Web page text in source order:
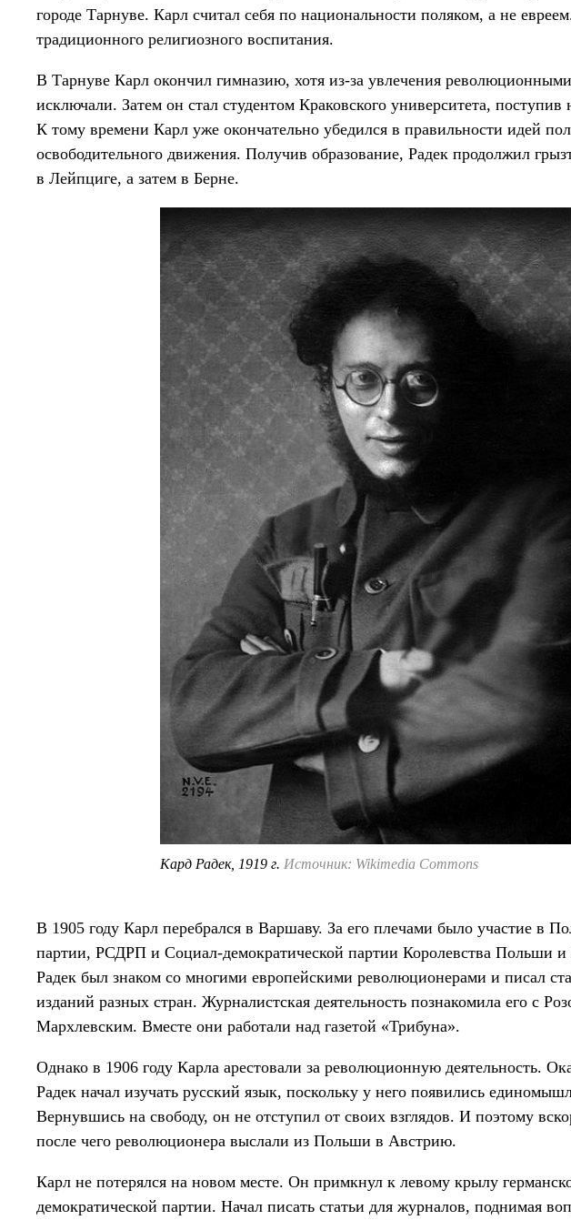
городе Тарнуве. Карл считал себя по национальности поляком, а не
традиционного религиозного воспитания.
В Тарнуве Карл окончил гимназию, хотя из-за увлечения революционными
исключали. Затем он стал студентом Краковского университета, поступив
К тому времени Карл уже окончательно убедился в правильности идей
освободительного движения. Получив образование, Радек продолжил
в Лейпциге, а затем в Берне.
Кард Радек, 1919 г. Источник: Wikimedia Commons
В 1905 году Карл перебрался в Варшаву. За его плечами было участие в
партии, РСДРП и Социал-демократической партии Королевства Польши и
Радек был знаком со многими европейскими революционерами и писал
изданий разных стран. Журналистская деятельность познакомила его с
Мархлевским. Вместе они работали над газетой «Трибуна».
Однако в 1906 году Карла арестовали за революционную деятельность.
Радек начал изучать русский язык, поскольку у него появились
Вернувшись на свободу, он не отступил от своих взглядов. И поэтому
после чего революционера выслали из Польши в Австрию.
Карл не потерялся на новом месте. Он примкнул к левому крылу
демократической партии. Начал писать статьи для журналов, поднимая